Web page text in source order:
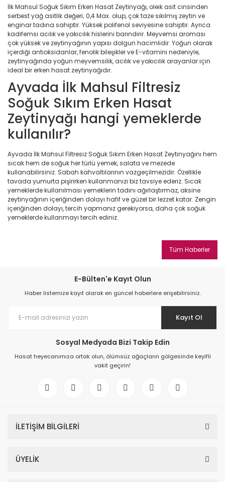
İlk Mahsul Soğuk Sıkım Erken Hasat Zeytinyağı, oleik asit cinsinden
serbest yağ asitlik değeri; 0,4 Max. olup, çok taze sıkılmış zeytin ve
enginar tadına sahiptir. Yüksek polifenol seviyesine sahiptir. Ayrıca
kadifemsi acılık ve yakıcılık hislerini barındırır. Meyvemsi aroması
çok yüksek ve zeytinyağının yapısı dolgun hacimlidir. Yoğun olarak
içerdiği antioksidanlar, fenolik bileşikler ve E-vitamini nedeniyle,
zeytinyağında yoğun meyvemsilik, acılık ve yakıcılık arayanlar için
ideal bir erken hasat zeytinyağıdır.
Ayvada İlk Mahsul Filtresiz
Soğuk Sıkım Erken Hasat
Zeytinyağı hangi yemeklerde
kullanılır?
Ayvada İlk Mahsul Filtresiz Soğuk Sıkım Erken Hasat Zeytinyağını hem
sıcak hem de soğuk her türlü yemek, salata ve mezede
kullanabilirsiniz. Sabah kahvaltılarının vazgeçilmezidir. Özellikle
tavada yumurta pişirirken kullanmanızı biz tavsiye ederiz. Sıcak
yemeklerde kullanılması yemeklerin tadını ağırlaştırmaz, aksine
zeytinyağının içeriğinden dolayı hafif ve güzel bir lezzet katar. Zengin
içeriğinden dolayı, tercih yapmanız gerekiyorsa, daha çok soğuk
yemeklerde kullanmayı tercih ediniz.
Tüm Haberler
E-Bülten'e Kayıt Olun
Haber listemize kayıt olarak en güncel haberlere erişebilirsiniz.
Kayıt Ol
Sosyal Medyada Bizi Takip Edin
Hasat heyecanımıza ortak olun, ölümsüz ağaçların gölgesinde keyifli
vakit geçirin!
İLETİŞİM BİLGİLERİ
ÜYELİK